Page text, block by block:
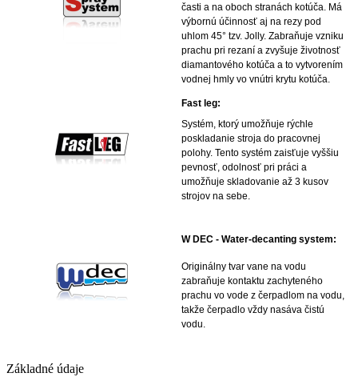
časti a na oboch stranách kotúča. Má
výbornú účinnosť aj na rezy pod
uhlom 45° tzv. Jolly. Zabraňuje vzniku
prachu pri rezaní a zvyšuje životnosť
diamantového kotúča a to vytvorením
vodnej hmly vo vnútri krytu kotúča.
Fast leg:
Systém, ktorý umožňuje rýchle
poskladanie stroja do pracovnej
polohy. Tento systém zaisťuje vyššiu
pevnosť, odolnosť pri práci a
umožňuje skladovanie až 3 kusov
strojov na sebe.
W DEC - Water-decanting system:
Originálny tvar vane na vodu
zabraňuje kontaktu zachyteného
prachu vo vode z čerpadlom na vodu,
takže čerpadlo vždy nasáva čistú
vodu.
Základné údaje